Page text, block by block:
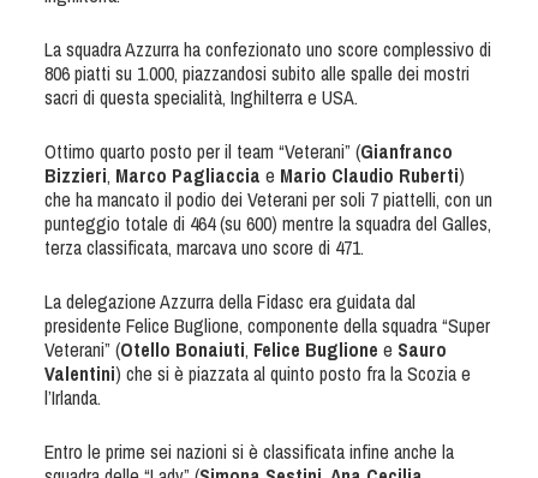
La squadra Azzurra ha confezionato uno score complessivo di
806 piatti su 1.000, piazzandosi subito alle spalle dei mostri
sacri di questa specialità, Inghilterra e USA.
Ottimo quarto posto per il team “Veterani” (Gianfranco
Bizzieri, Marco Pagliaccia e Mario Claudio Ruberti)
che ha mancato il podio dei Veterani per soli 7 piattelli, con un
punteggio totale di 464 (su 600) mentre la squadra del Galles,
terza classificata, marcava uno score di 471.
La delegazione Azzurra della Fidasc era guidata dal
presidente Felice Buglione, componente della squadra “Super
Veterani” (Otello Bonaiuti, Felice Buglione e Sauro
Valentini) che si è piazzata al quinto posto fra la Scozia e
l’Irlanda.
Entro le prime sei nazioni si è classificata infine anche la
Dog Balance
Dog Trail
Hoopers
Mantrailing
Nosework
Rally Obedience
Retriever Sport
Ricerca Tartufo
Sport acquatici